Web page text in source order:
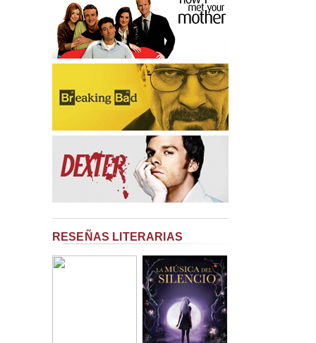
RESEÑAS LITERARIAS